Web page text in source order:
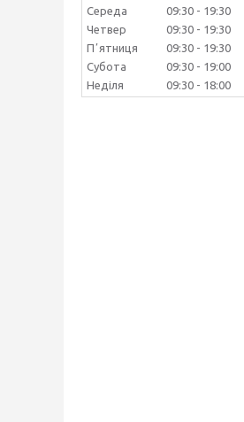
Середа
09:30
19:30
Четвер
09:30
19:30
Пʼятниця
09:30
19:30
Субота
09:30
19:00
Неділя
09:30 18:00